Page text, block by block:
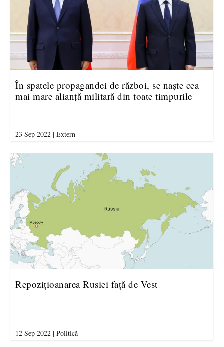
În spatele propagandei de război, se naște cea
mai mare alianță militară din toate timpurile
23 Sep 2022 |Extern
Repozițioanarea Rusiei față de Vest
12 Sep 2022 |Politică